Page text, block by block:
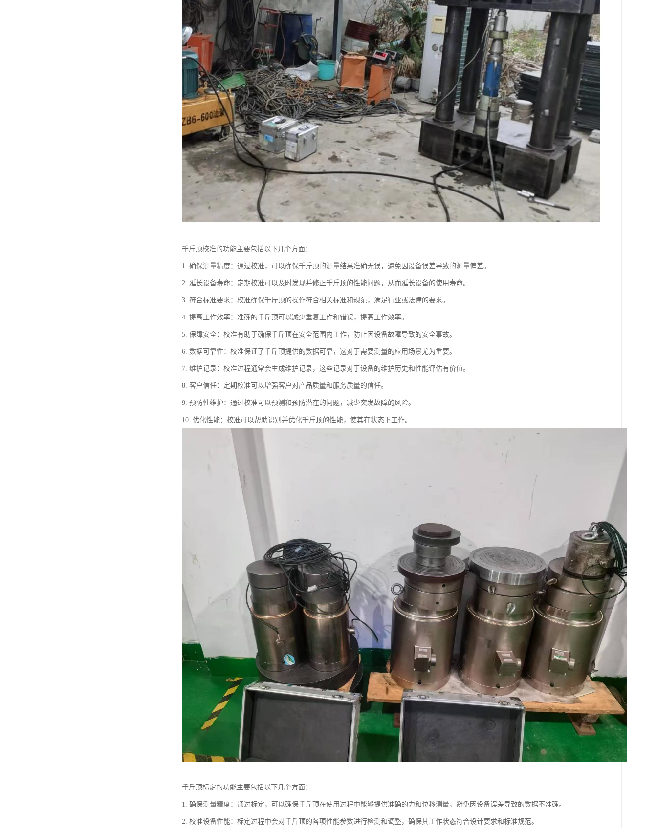
千斤顶校准的功能主要包括以下几个方面：
1. 确保测量精度：通过校准，可以确保千斤顶的测量结果准确无误，避免因设备误差导致的测量偏差。
2. 延长设备寿命：定期校准可以及时发现并修正千斤顶的性能问题，从而延长设备的使用寿命。
3. 符合标准要求：校准确保千斤顶的操作符合相关标准和规范，满足行业或法律的要求。
4. 提高工作效率：准确的千斤顶可以减少重复工作和错误，提高工作效率。
5. 保障安全：校准有助于确保千斤顶在安全范围内工作，防止因设备故障导致的安全事故。
6. 数据可靠性：校准保证了千斤顶提供的数据可靠，这对于需要测量的应用场景尤为重要。
7. 维护记录：校准过程通常会生成维护记录，这些记录对于设备的维护历史和性能评估有价值。
8. 客户信任：定期校准可以增强客户对产品质量和服务质量的信任。
9. 预防性维护：通过校准可以预测和预防潜在的问题，减少突发故障的风险。
10. 优化性能：校准可以帮助识别并优化千斤顶的性能，使其在状态下工作。
千斤顶标定的功能主要包括以下几个方面：
1. 确保测量精度：通过标定，可以确保千斤顶在使用过程中能够提供准确的力和位移测量，避免因设备误差导致的数据不准确。
2. 校准设备性能：标定过程中会对千斤顶的各项性能参数进行检测和调整，确保其工作状态符合设计要求和标准规范。